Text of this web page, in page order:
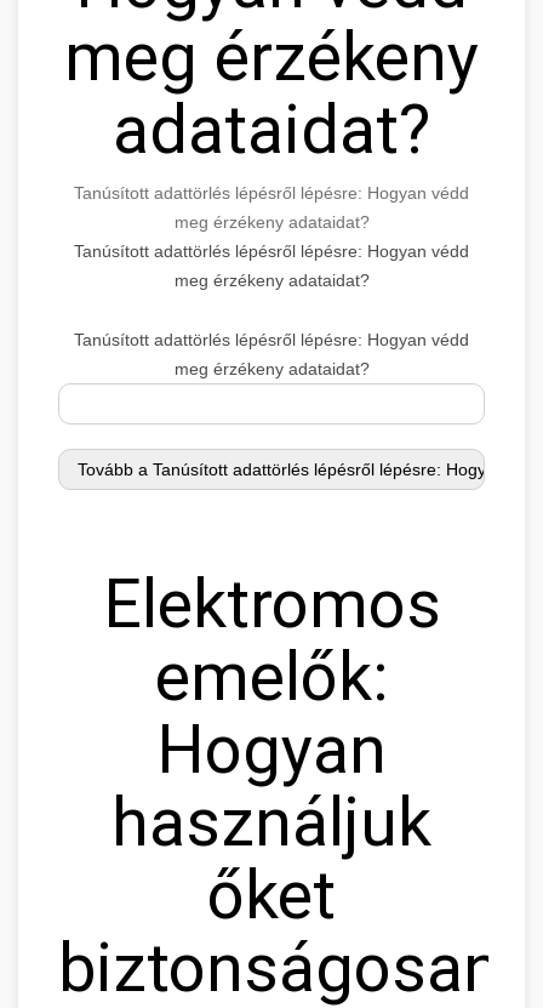
meg érzékeny
adataidat?
Tanúsított adattörlés lépésről lépésre: Hogyan védd
meg érzékeny adataidat?
Tanúsított adattörlés lépésről lépésre: Hogyan védd
meg érzékeny adataidat?
Tanúsított adattörlés lépésről lépésre: Hogyan védd
meg érzékeny adataidat?
Elektromos
emelők:
Hogyan
használjuk
őket
biztonságosan?